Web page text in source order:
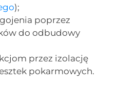
);
poprzez
do odbudowy
przez izolację
pokarmowych.